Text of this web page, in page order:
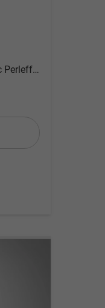
Black-Magic Perleffekt